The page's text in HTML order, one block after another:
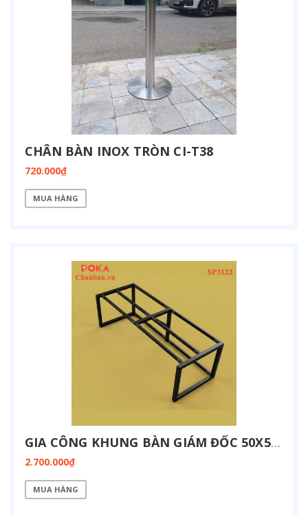
CHÂN BÀN INOX TRÒN CI-T38
720.000₫
MUA HÀNG
GIA CÔNG KHUNG BÀN GIÁM ĐỐC 50X50 KT 900X2400 SP3122
2.700.000₫
MUA HÀNG